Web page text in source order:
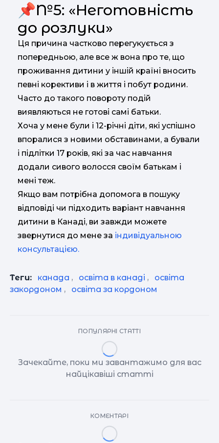
📌№5: «Неготовність
до розлуки»
Ця причина частково перегукується з
попередньою, але все ж вона про те, що
проживання дитини у іншій країні вносить
певні корективи і в життя і побут родини.
Часто до такого повороту подій
виявляються не готові самі батьки.
Хоча у мене були і 12-річні діти, які успішно
впоралися з новими обставинами, а бували
і підлітки 17 років, які за час навчання
додали сивого волосся своїм батькам і
мені теж.
Якщо вам потрібна допомога в пошуку
відповіді чи підходить варіант навчання
дитини в Канаді, ви завжди можете
звернутися до мене за індивідуальною
консультацією.
Теги: канада , освіта в канаді ,
освіта
закордоном , освіта за кордоном
ПОПУЛЯРНІ СТАТТІ
Зачекайте, поки ми завантажимо для вас
найцікавіші статті
КОМЕНТАРІ